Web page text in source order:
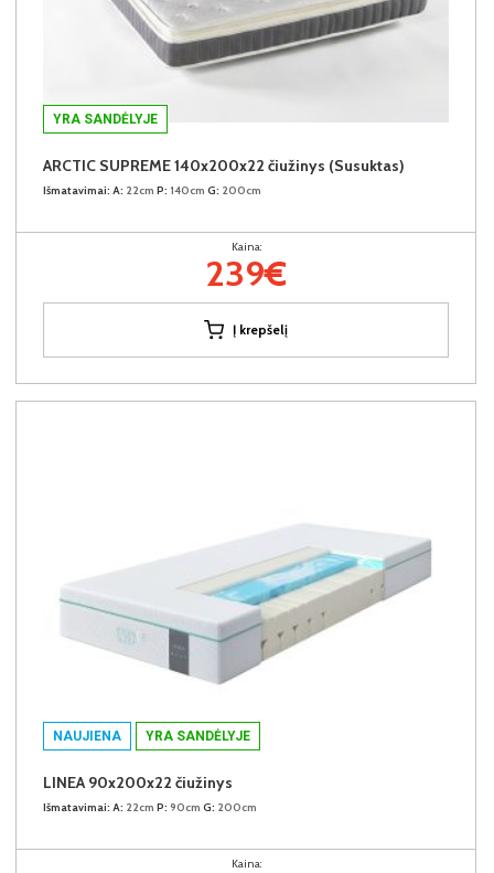
YRA SANDĖLYJE
ARCTIC SUPREME 140x200x22 čiužinys (Susuktas)
Išmatavimai: A: 22cm P: 140cm G: 200cm
Kaina:
239€
Į krepšelį
NAUJIENA YRA SANDĖLYJE
LINEA 90x200x22 čiužinys
Išmatavimai: A: 22cm P: 90cm G: 200cm
Kaina: